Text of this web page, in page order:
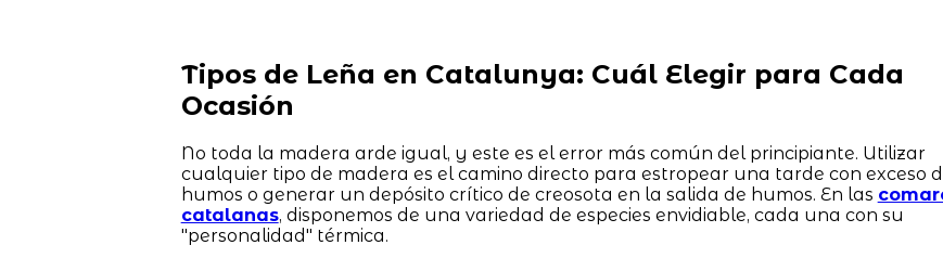
Tipos de Leña en Catalunya: Cuál Elegir para Cada
Ocasión
No toda la madera arde igual, y este es el error más común del principiante. Utilizar
cualquier tipo de madera es el camino directo para estropear una tarde con exceso
humos o generar un depósito crítico de creosota en la salida de humos. En las
catalanas, disponemos de una variedad de especies envidiable, cada una con su
"personalidad" térmica.